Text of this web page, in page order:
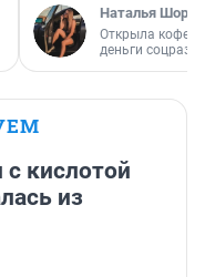
Наталья
Открыла
деньги
кислотой
из